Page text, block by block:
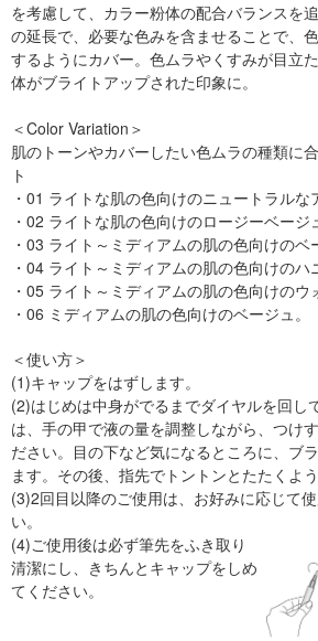
を考慮して、カラー粉体の配合バランスを
の延長で、必要な色みを含ませることで、
するようにカバー。色ムラやくすみが目立
体がブライトアップされた印象に。
＜Color Variation＞
肌のトーンやカバーしたい色ムラの種類に
ト
・01 ライトな肌の色向けのニュートラルな
・02 ライトな肌の色向けのロージーベージ
・03 ライト～ミディアムの肌の色向けのベ
・04 ライト～ミディアムの肌の色向けのハ
・05 ライト～ミディアムの肌の色向けのウ
・06 ミディアムの肌の色向けのベージュ。
＜使い方＞
(1)キャップをはずします。
(2)はじめは中身がでるまでダイヤルを回し
は、手の甲で液の量を調整しながら、つけ
ださい。目の下など気になるところに、ブ
ます。その後、指先でトントンとたたくよ
(3)2回目以降のご使用は、お好みに応じて
い。
(4)ご使用後は必ず筆先をふき取り
清潔にし、きちんとキャップをしめ
てください。